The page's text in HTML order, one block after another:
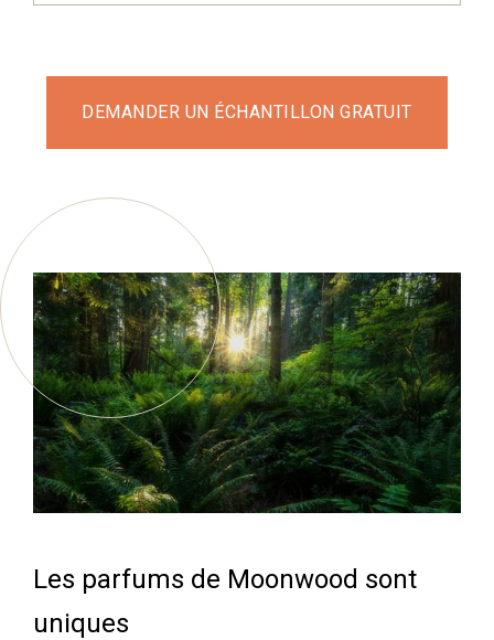
DEMANDER UN ÉCHANTILLON GRATUIT
Les parfums de Moonwood sont
uniques